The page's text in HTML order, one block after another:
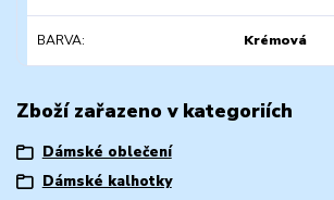
BARVA Krémová
Zboží zařazeno v kategoriích
Dámské oblečení
Dámské kalhotky